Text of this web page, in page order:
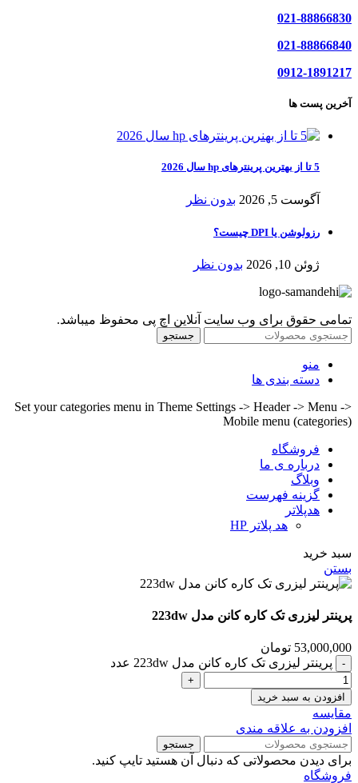
021-88866830
021-88866840
0912-1891217
آخرین پست ها
5 تا از بهترین پرینترهای hp سال 2026
آگوست 5, 2026 بدون نظر
رزولوشن یا DPI چیست؟
ژوئن 10, 2026 بدون نظر
تمامی حقوق برای وب سایت آنلاین اچ پی محفوظ میباشد.
جستجو
منو
دسته بندی ها
Set your categories menu in Theme Settings -> Header -> Menu ->
Mobile menu (categories)
فروشگاه
درباره ی ما
وبلاگ
گزینه فهرست
هدپلاتر
هد پلاتر HP
سبد خرید
بستن
پرینتر لیزری تک کاره کانن مدل 223dw
53,000,000 تومان
پرینتر لیزری تک کاره کانن مدل 223dw عدد
افزودن به سبد خرید
مقايسه
افزودن به علاقه مندی
جستجو
برای دیدن محصولاتی که دنبال آن هستید تایپ کنید.
فروشگاه